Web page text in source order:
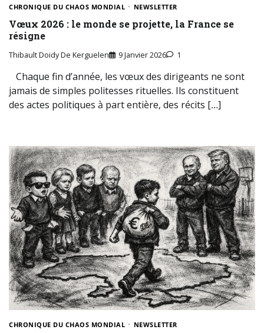
CHRONIQUE DU CHAOS MONDIAL NEWSLETTER
Vœux 2026 : le monde se projette, la France se
résigne
Thibault Doidy De Kerguelen 9 Janvier 2026 1
Chaque fin d’année, les vœux des dirigeants ne sont
jamais de simples politesses rituelles. Ils constituent
des actes politiques à part entière, des récits […]
CHRONIQUE DU CHAOS MONDIAL NEWSLETTER